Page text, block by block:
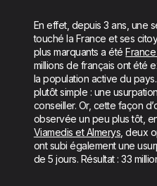
En effet, depuis 3 ans, une
touché la France et ses
plus marquants a été
millions de français ont été
la population active du
plutôt simple : une
conseiller. Or, cette façon
observée un peu plus tôt,
Viamedis et Almerys, deux
ont subi également une
de 5 jours. Résultat : 33